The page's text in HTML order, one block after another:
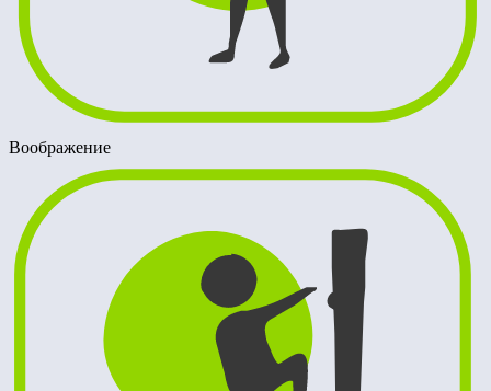
Воображение